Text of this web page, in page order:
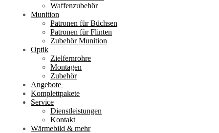
Waffenzubehör
Munition
Patronen für Büchsen
Patronen für Flinten
Zubehör Munition
Optik
Zielfernrohre
Montagen
Zubehör
Angebote
Komplettpakete
Service
Dienstleistungen
Kontakt
Wärmebild & mehr